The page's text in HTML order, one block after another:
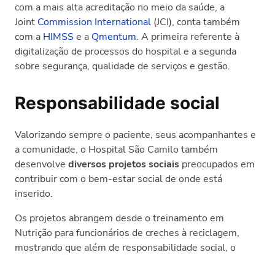
com a mais alta acreditação no meio da saúde, a
Joint Commission International (JCI), conta também
com a HIMSSe a Qmentum. A primeira referente à
digitalização de processos do hospital e a segunda
sobre segurança, qualidade de serviços e gestão.
Responsabilidade social
Valorizando sempre o paciente, seus acompanhantes e
a comunidade, o Hospital São Camilo também
desenvolve diversos projetos sociais preocupados em
contribuir com o bem-estar social de onde está
inserido.
Os projetos abrangem desde o treinamento em
Nutrição para funcionários de creches à reciclagem,
mostrando que além de responsabilidade social, o